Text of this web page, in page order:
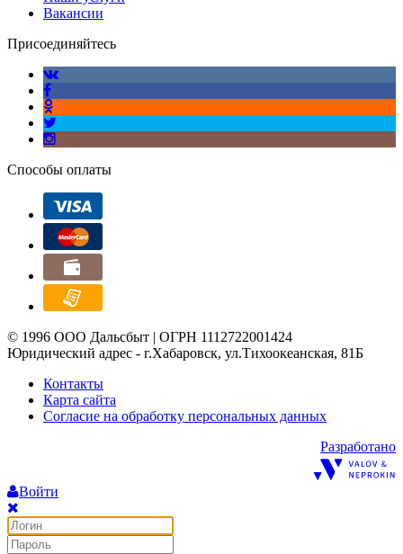
Вакансии
Присоединяйтесь
Способы оплаты
© 1996 ООО Дальсбыт | ОГРН 1112722001424
Юридический адрес - г.Хабаровск, ул.Тихоокеанская, 81Б
Контакты
Карта сайта
Согласие на обработку персональных данных
Разработано
Войти